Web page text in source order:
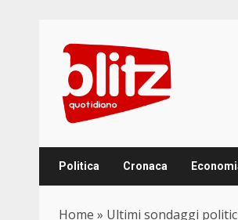
content
Politica Cronaca
Home » Ultimi sondaggi